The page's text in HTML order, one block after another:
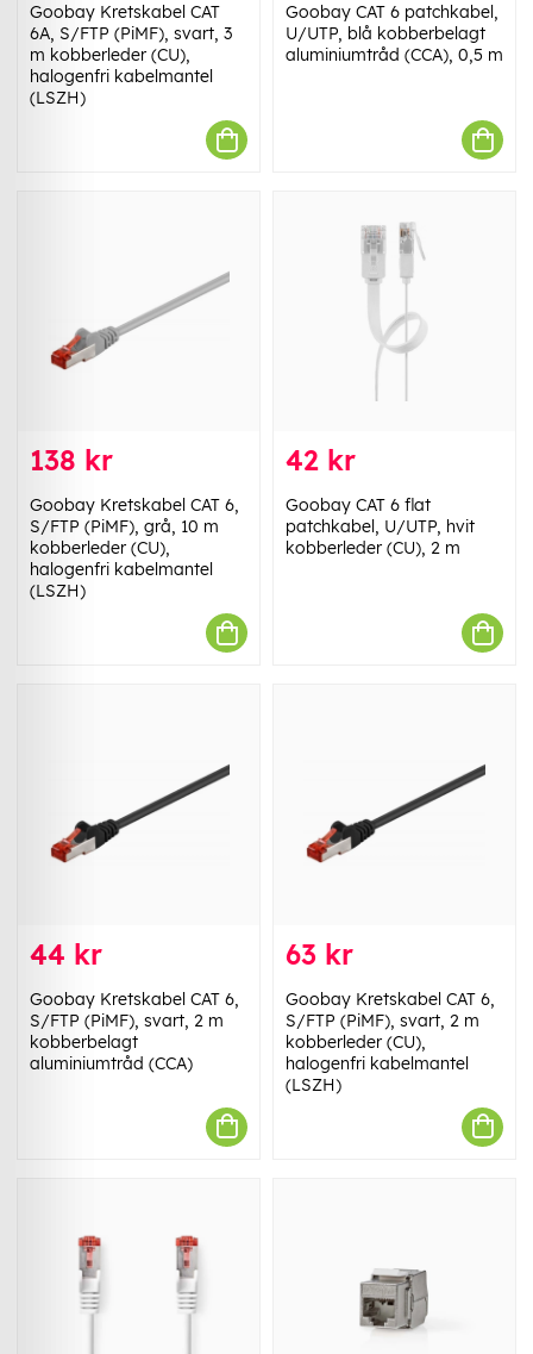
Goobay Kretskabel CAT
6A, S/FTP (PiMF), svart, 3
m kobberleder (CU),
halogenfri kabelmantel
(LSZH)
Goobay CAT 6 patchkabel,
U/UTP, blå kobberbelagt
aluminiumtråd (CCA), 0,5 m
138 kr
Goobay Kretskabel CAT 6,
S/FTP (PiMF), grå, 10 m
kobberleder (CU),
halogenfri kabelmantel
(LSZH)
42 kr
Goobay CAT 6 flat
patchkabel, U/UTP, hvit
kobberleder (CU), 2 m
44 kr
Goobay Kretskabel CAT 6,
S/FTP (PiMF), svart, 2 m
kobberbelagt
aluminiumtråd (CCA)
63 kr
Goobay Kretskabel CAT 6,
S/FTP (PiMF), svart, 2 m
kobberleder (CU),
halogenfri kabelmantel
(LSZH)